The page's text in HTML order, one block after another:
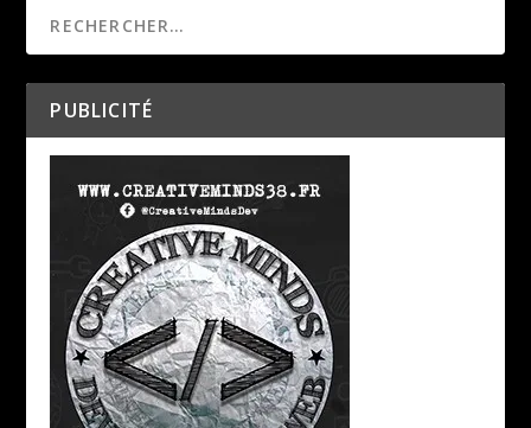
PUBLICITÉ